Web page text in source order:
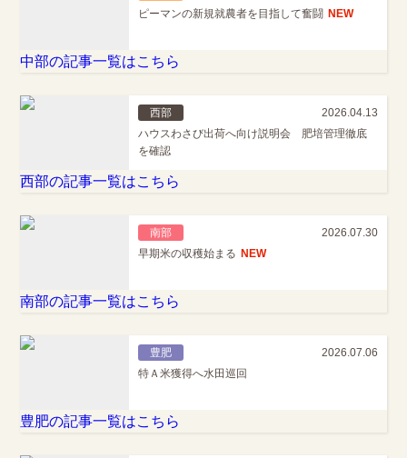
ピーマンの新規就農者を目指して奮闘 NEW
中部の記事一覧はこちら
西部
2026.04.13
ハウスわさび出荷へ向け説明会 肥培管理徹底
を確認
西部の記事一覧はこちら
南部
2026.07.30
早期米の収穫始まる NEW
南部の記事一覧はこちら
豊肥
2026.07.06
特Ａ米獲得へ水田巡回
豊肥の記事一覧はこちら